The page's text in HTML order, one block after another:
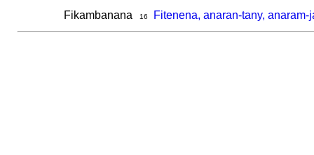
Fikambanana 16 Fitenena, anaran-tany,